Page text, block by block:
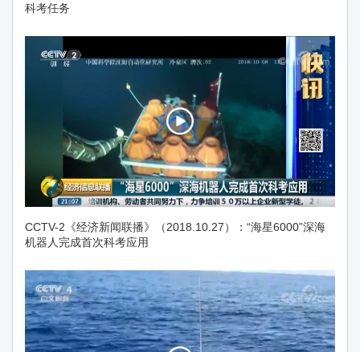
科考任务
CCTV-2《经济新闻联播》（2018.10.27）：“海星6000”深海
机器人完成首次科考应用